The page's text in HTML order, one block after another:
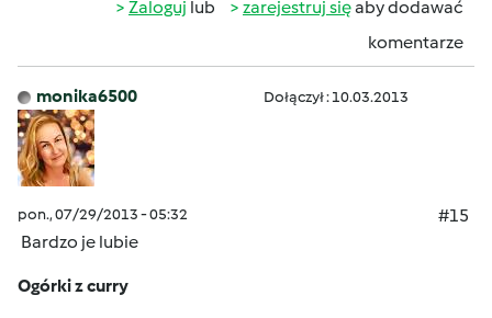
Zaloguj lub zarejestruj sięaby dodawać
komentarze
monika6500 Dołączył : 10.03.2013
pon., 07/29/2013 - 05:32
#15
Bardzo je lubie
Ogórki z curry